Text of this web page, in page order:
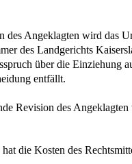
des Angeklagten wird das
des Landgerichts
über die Einziehung
entfällt.
Revision des Angeklagten
die Kosten des